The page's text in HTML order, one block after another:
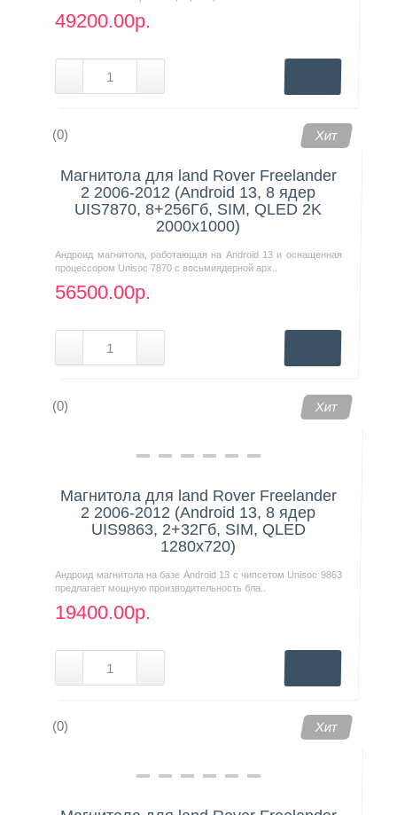
49200.00р.
(0) Хит
Магнитола для land Rover Freelander
2 2006-2012 (Android 13, 8 ядер
UIS7870, 8+256Гб, SIM, QLED 2K
2000x1000)
Андроид магнитола, работающая на Android 13 и оснащенная
процессором Unisoc 7870 с восьмиядерной арх..
56500.00р.
(0) Хит
Магнитола для land Rover Freelander
2 2006-2012 (Android 13, 8 ядер
UIS9863, 2+32Гб, SIM, QLED
1280x720)
Андроид магнитола на базе Android 13 с чипсетом Unisoc 9863
предлагает мощную производительность бла..
19400.00р.
(0) Хит